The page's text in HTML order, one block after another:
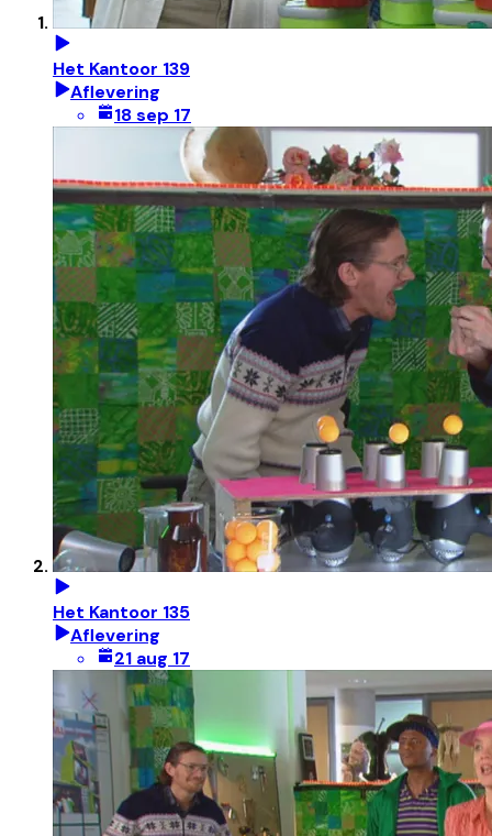
Het Kantoor 139
Aflevering
18 sep 17
Het Kantoor 135
Aflevering
21 aug 17